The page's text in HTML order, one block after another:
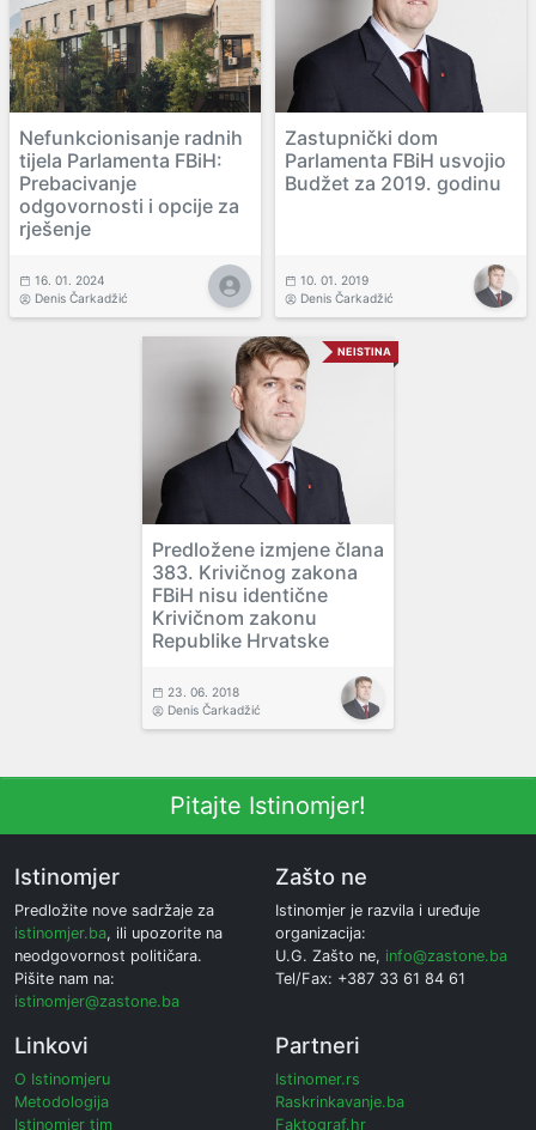
Nefunkcionisanje radnih
tijela Parlamenta FBiH:
Prebacivanje
odgovornosti i opcije za
rješenje
16. 01. 2024
Denis Čarkadžić
Zastupnički dom
Parlamenta FBiH usvojio
Budžet za 2019. godinu
10. 01. 2019
Denis Čarkadžić
NEISTINA
Predložene izmjene člana
383. Krivičnog zakona
FBiH nisu identične
Krivičnom zakonu
Republike Hrvatske
23. 06. 2018
Denis Čarkadžić
Pitajte Istinomjer!
Istinomjer
Predložite nove sadržaje za
istinomjer.ba, ili upozorite na
neodgovornost političara.
Pišite nam na:
istinomjer@zastone.ba
Zašto ne
Istinomjer je razvila i uređuje
organizacija:
U.G. Zašto ne, info@zastone.ba
Tel/Fax: +387 33 61 84 61
Linkovi
O Istinomjeru
Metodologija
Istinomjer tim
Partneri
Istinomer.rs
Raskrinkavanje.ba
Faktograf.hr